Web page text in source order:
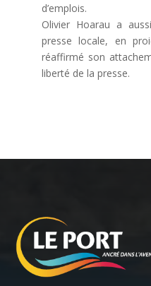
d’emplois.
Olivier Hoarau a
presse locale, en
réaffirmé son
liberté de la presse.